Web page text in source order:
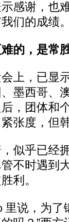
感谢，也
们的成绩。
的，是常
，已显示
墨西哥、
，团体和
张度，但
乎已经拥
不时遇到
利。
说，为了